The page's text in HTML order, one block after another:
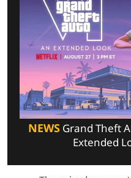
NEWS Grand Theft
Extended